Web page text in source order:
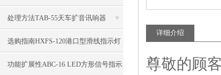
警示“精灵”
处理方法TAB-55天车扩音讯响器
选购指南HXFS-120港口型滑线指示灯
功能扩展性ABC-16 LED方形信号指示
详细介绍
尊敬的顾